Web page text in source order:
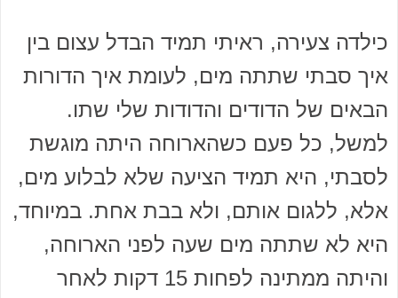
כילדה צעירה, ראיתי תמיד הבדל עצום בין
איך סבתי שתתה מים, לעומת איך הדורות
הבאים של הדודים והדודות שלי שתו.
למשל, כל פעם כשהארוחה היתה מוגשת
לסבתי, היא תמיד הציעה שלא לבלוע מים,
אלא, ללגום אותם, ולא בבת אחת. במיוחד,
היא לא שתתה מים שעה לפני הארוחה,
והיתה ממתינה לפחות 15 דקות לאחר